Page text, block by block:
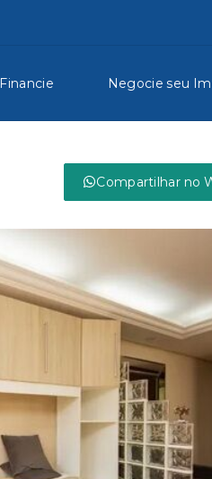
Financie Negocie seu
Compartilhar no